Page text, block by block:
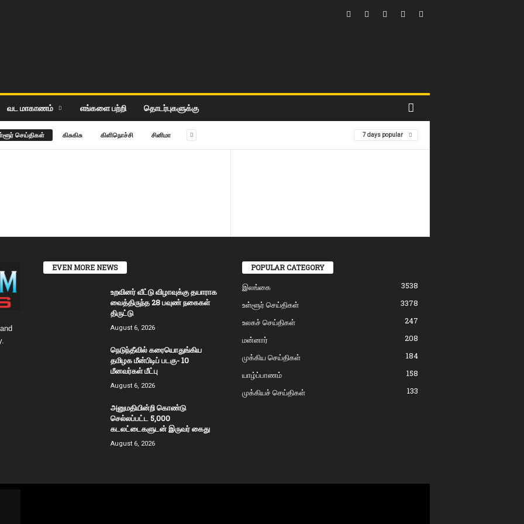
வட மாகாணம் எங்களை பற்றி தொடர்புகளுக்கு
செய்திகள் கிசு‌கிசு கிளிநொச்சி சி‌னிமா 7 days popular
EVEN MORE NEWS
உறவினர் வீட்டு விழாவுக்கு தயாராக
வைத்திருந்த 28 பவுண் நகைகள்
திருட்டு
August 6, 2026
நெடுந்தீவில் கரையொதுங்கிய
தமிழக மீன்பிடிப் படகு- 10
மீனவர்கள் மீட்பு
August 6, 2026
அனுமதியின்றி கொண்டு
செல்லப்பட்ட 5,000
கடலட்டைகளுடன் இருவர் கைது
August 6, 2026
POPULAR CATEGORY
இலங்கை
3538
உள்ளூர் செய்திகள்
3378
உலகச் செய்திகள்
247
மன்னார்
208
முக்கிய செய்திகள்
184
யாழ்ப்பாணம்
158
முக்கியச் செய்திகள்
133